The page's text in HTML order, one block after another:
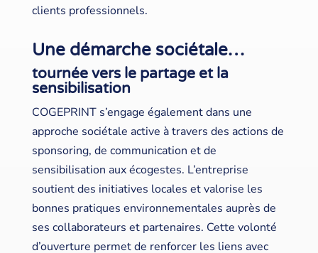
clients professionnels.
Une démarche sociétale…
tournée vers le partage et la
sensibilisation
COGEPRINT s’engage également dans une
approche sociétale active à travers des actions de
sponsoring, de communication et de
sensibilisation aux écogestes. L’entreprise
soutient des initiatives locales et valorise les
bonnes pratiques environnementales auprès de
ses collaborateurs et partenaires. Cette volonté
d’ouverture permet de renforcer les liens avec